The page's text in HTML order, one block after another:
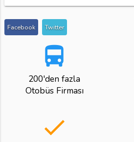
Facebook Twitter
directions_bus
200'den fazla
Otobüs Firması
done